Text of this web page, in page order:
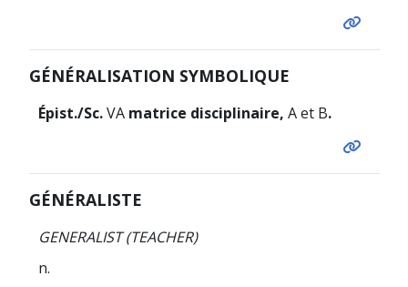
GÉNÉRALISATION SYMBOLIQUE
Épist./Sc.VAmatrice disciplinaire, A et B.
GÉNÉRALISTE
GENERALIST (TEACHER)
n.